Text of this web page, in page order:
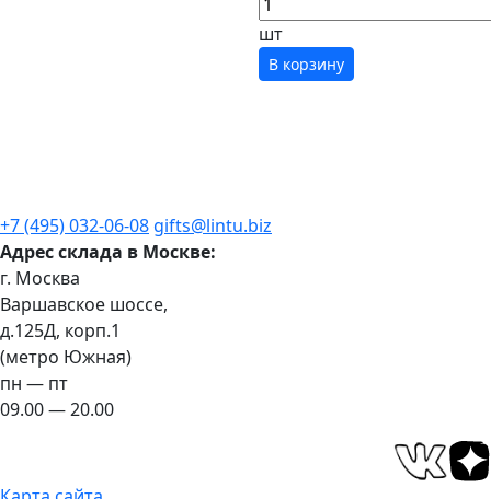
шт
В корзину
+7 (495) 032-06-08 gifts@lintu.biz
Адрес склада в Москве:
г. Москва
Варшавское шоссе,
д.125Д, корп.1
(метро Южная)
пн — пт
09.00 — 20.00